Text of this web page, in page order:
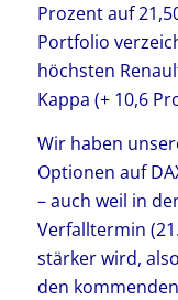
Prozent auf
Portfolio
höchsten
Kappa (+ 10,6
Wir haben
Optionen auf
– auch weil in
Verfalltermin
stärker wird,
den